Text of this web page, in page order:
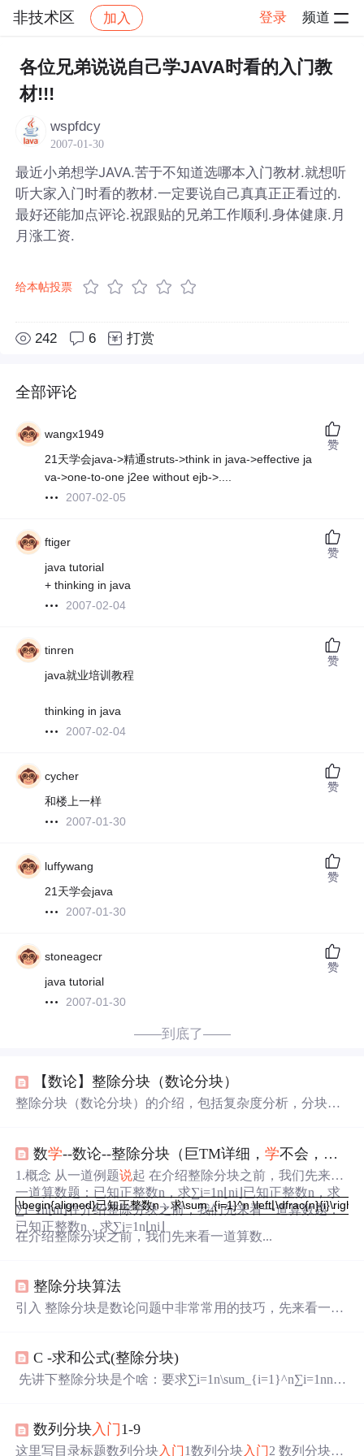
非技术区 加入 登录 频道
社区 非技术区 帖子详情
各位兄弟说说自己学JAVA时看的入门教
材!!!
wspfdcy
2007-01-30
最近小弟想学JAVA.苦于不知道选哪本入门教材.就想听
听大家入门时看的教材.一定要说自己真真正正看过的.
最好还能加点评论.祝跟贴的兄弟工作顺利.身体健康.月
月涨工资.
给本帖投票
242 6 打赏
全部评论
wangx1949
21天学会java->精通struts->think in java->effective ja
va->one-to-one j2ee without ejb->....
2007-02-05
赞
ftiger
java tutorial
+ thinking in java
2007-02-04
赞
tinren
java就业培训教程
thinking in java
2007-02-04
赞
cycher
和楼上一样
2007-01-30
赞
luffywang
21天学会java
2007-01-30
赞
stoneagecr
java tutorial
2007-01-30
赞
——到底了——
【数论】整除分块（数论分块）
整除分块（数论分块）的介绍，包括复杂度分析，分块边
数学--数论--整除分块（巨TM详细，学不会，你来打我）
1.概念 从一道例题说起 在介绍整除分块之前，我们先来看
一道算数题：已知正整数n，求∑i=1n⌊ni⌋已知正整数n，求
∑i=1n⌊ni⌋在介绍整除分块之前，我们先来看一道算数题：
已知正整数n，求∑i=1n⌊ni⌋
\begin{aligned}已知正整数n，求\sum_{i=1}^n
\begin{aligned}已知正整数n，求\sum_{i=1}^n
在介绍整除分块之前，我们先来看一道算数...
整除分块算法
引入 整除分块是数论问题中非常常用的技巧，先来看一个
但如果 ，甚至 呢，显然就不能 暴力了，这就得用到接下
来要介绍的整除分块的内容。 找规律 我们先试着计算一下
C -求和公式(整除分块)
(也就是区间最左边的值 L)除n的商。此
找到这一个区间，那么就可以将时间复杂度降到O(n\sqrt
数列分块入门 1-9
这里写目录标题数列分块入门1数列分块入门2 数列分块入